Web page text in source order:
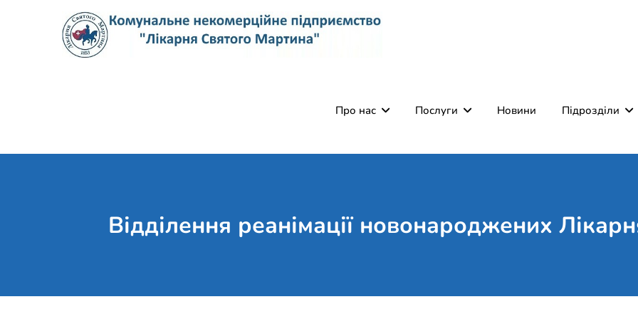
Про нас Послуги Новини Підрозділи
Відділення реанімації новонароджених